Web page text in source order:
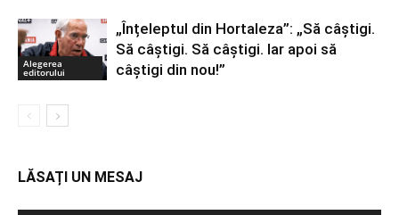
Alegerea
editorului
„Înțeleptul din Hortaleza”: „Să câștigi.
Să câștigi. Să câștigi. Iar apoi să
câștigi din nou!”
LĂSAȚI UN MESAJ